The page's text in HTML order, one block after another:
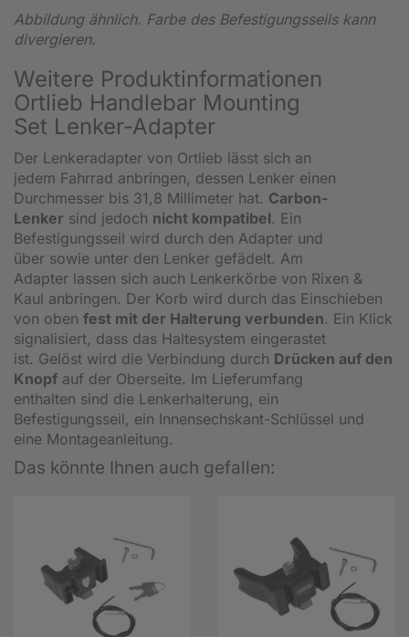
Abbildung ähnlich. Farbe des Befestigungsseils kann
divergieren.
Weitere Produktinformationen
Ortlieb Handlebar Mounting
Set Lenker-Adapter
Der Lenkeradapter von Ortlieb lässt sich an
jedem Fahrrad anbringen, dessen Lenker einen
Durchmesser bis 31,8 Millimeter hat. Carbon-
Lenker sind jedoch nicht kompatibel. Ein
Befestigungsseil wird durch den Adapter und
über sowie unter den Lenker gefädelt. Am
Adapter lassen sich auch Lenkerkörbe von Rixen &
Kaul anbringen. Der Korb wird durch das Einschieben
von oben fest mit der Halterung verbunden. Ein Klick
signalisiert, dass das Haltesystem eingerastet
ist. Gelöst wird die Verbindung durch Drücken auf den
Knopf auf der Oberseite. Im Lieferumfang
enthalten sind die Lenkerhalterung, ein
Befestigungsseil, ein Innensechskant-Schlüssel und
eine Montageanleitung.
Das könnte Ihnen auch gefallen: